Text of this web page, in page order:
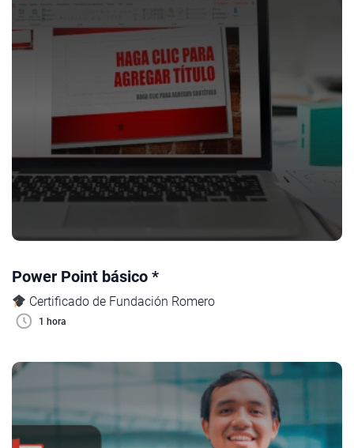
Power Point básico *
Certificado de Fundación Romero
1 hora